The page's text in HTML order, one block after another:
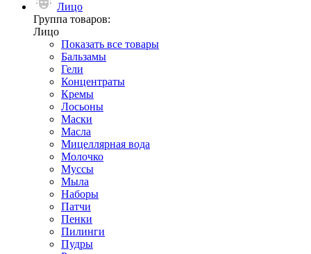
Лицо
Группа товаров:
Лицо
Показать все товары
Бальзамы
Гели
Концентраты
Кремы
Лосьоны
Маски
Масла
Мицеллярная вода
Молочко
Муссы
Мыла
Наборы
Патчи
Пенки
Пилинги
Пудры